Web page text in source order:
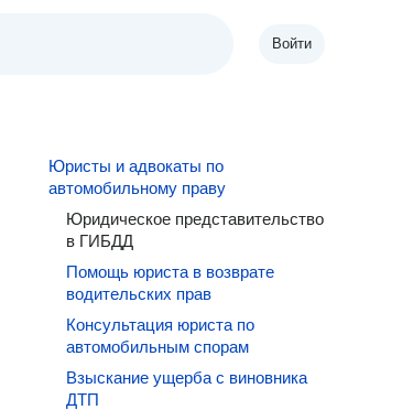
Войти
Юристы и адвокаты по
автомобильному праву
Юридическое представительство
в ГИБДД
Помощь юриста в возврате
водительских прав
Консультация юриста по
автомобильным спорам
Взыскание ущерба с виновника
ДТП